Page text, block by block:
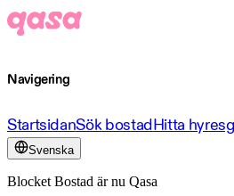
Navigering
StartsidanSök bostadHitta
Svenska
Blocket Bostad är nu Qasa